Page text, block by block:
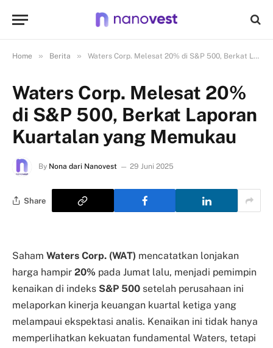
Home » Berita » Waters Corp. Melesat 20% di S&P 500, Berkat Laporan Kuartalan yang Memukau
Waters Corp. Melesat 20%
di S&P 500, Berkat Laporan
Kuartalan yang Memukau
By Nona dari Nanovest 29 Juni 2025
Share
Saham Waters Corp. (WAT) mencatatkan lonjakan
harga hampir 20% pada Jumat lalu, menjadi pemimpin
kenaikan di indeks S&P 500 setelah perusahaan ini
melaporkan kinerja keuangan kuartal ketiga yang
melampaui ekspektasi analis. Kenaikan ini tidak hanya
memperlihatkan kekuatan fundamental Waters, tetapi